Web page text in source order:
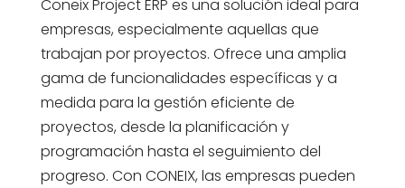
Coneix Project ERP es una solución ideal para
empresas, especialmente aquellas que
trabajan por proyectos. Ofrece una amplia
gama de funcionalidades específicas y a
medida para la gestión eficiente de
proyectos, desde la planificación y
programación hasta el seguimiento del
progreso. Con CONEIX, las empresas pueden